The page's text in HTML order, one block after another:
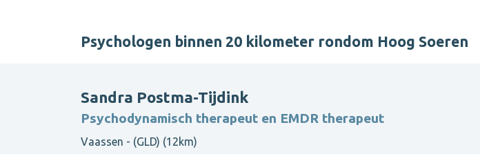
Psychologen binnen 20 kilometer rondom Hoog Soeren
Sandra Postma-Tijdink
Psychodynamisch therapeut en EMDR therapeut
Vaassen - (GLD) (12km)